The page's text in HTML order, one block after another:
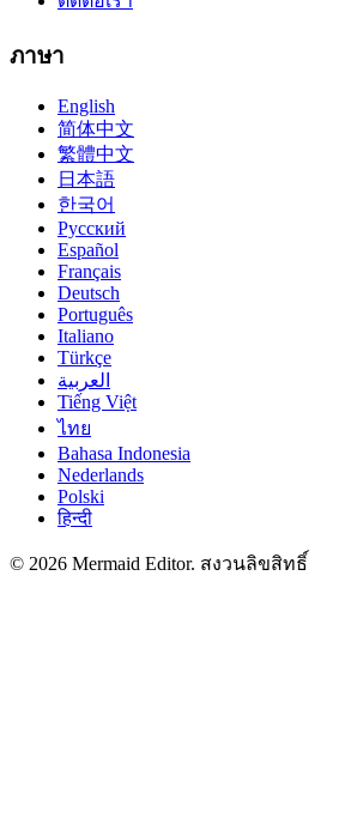
ภาษา
English
简体中文
繁體中文
日本語
한국어
Русский
Español
Français
Deutsch
Português
Italiano
Türkçe
العربية
Tiếng Việt
ไทย
Bahasa Indonesia
Nederlands
Polski
हिन्दी
© 2026 Mermaid Editor. สงวนลิขสิทธิ์